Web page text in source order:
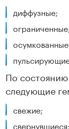
диффузные;
По
следующие
свежие;
свернувшиеся;